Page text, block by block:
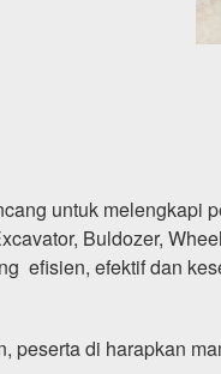
untuk melengkapi
Buldozer,
efisien, efektif dan
peserta di harapkan